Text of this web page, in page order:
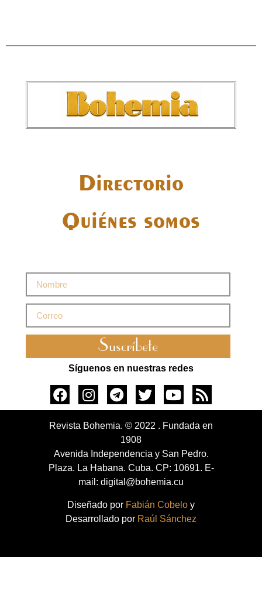
Directorio
Quiénes somos
Suscríbete
Síguenos en nuestras redes
Revista Bohemia. © 2022 . Fundada en
1908
Avenida Independencia y San Pedro.
Plaza. La Habana. Cuba. CP: 10691. E-
mail: digital@bohemia.cu
Diseñado por Fabián Cobelo y
Desarrollado por Raúl Sánchez